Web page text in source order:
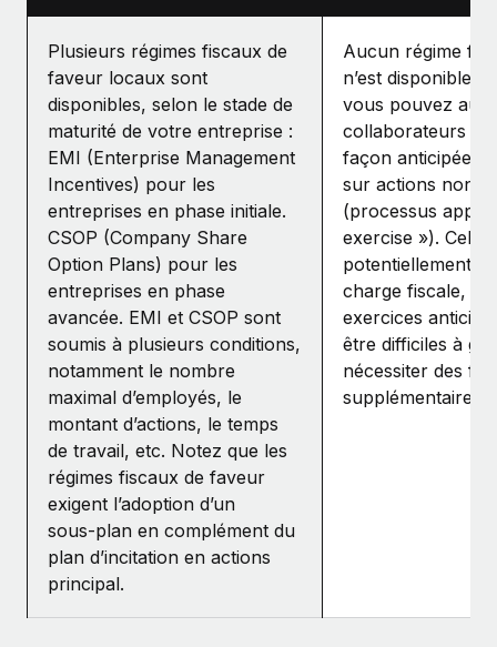
Plusieurs régimes fiscaux de
faveur locaux sont
disponibles, selon le stade de
maturité de votre entreprise :
EMI (Enterprise Management
Incentives) pour les
entreprises en phase initiale.
CSOP (Company Share
Option Plans) pour les
entreprises en phase
avancée. EMI et CSOP sont
soumis à plusieurs conditions,
notamment le nombre
maximal d’employés, le
montant d’actions, le temps
de travail, etc. Notez que les
régimes fiscaux de faveur
exigent l’adoption d’un
sous‑plan en complément du
plan d’incitation en actions
principal.
Aucun régime
n’est disponible.
vous pouvez
collaborateurs à
façon anticipée
sur actions non
(processus
exercise »). Cela
potentiellement
charge fiscale,
exercices
être difficiles à
nécessiter des
supplémentaires.